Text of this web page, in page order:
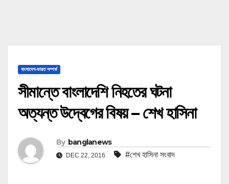
বাংলাদেশ-ভারত সম্পর্ক
সীমান্তে বাংলাদেশি নিহতের ঘটনা
অত্যন্ত উদ্বেগের বিষয় – শেখ হাসিনা
By banglanews
DEC 22, 2016 #শেখ হাসিনা সংবাদ